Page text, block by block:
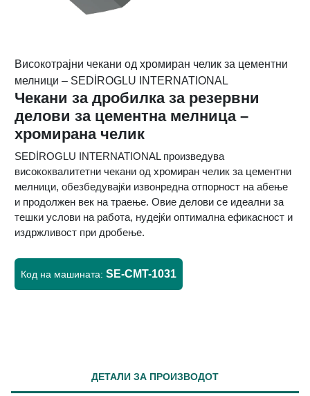
Високотрајни чекани од хромиран челик за цементни
мелници – SEDİROGLU INTERNATIONAL
Чекани за дробилка за резервни
делови за цементна мелница –
хромирана челик
SEDİROGLU INTERNATIONAL произведува
висококвалитетни чекани од хромиран челик за цементни
мелници, обезбедувајќи извонредна отпорност на абење
и продолжен век на траење. Овие делови се идеални за
тешки услови на работа, нудејќи оптимална ефикасност и
издржливост при дробење.
Код на машината: SE-CMT-1031
ДЕТАЛИ ЗА ПРОИЗВОДОТ